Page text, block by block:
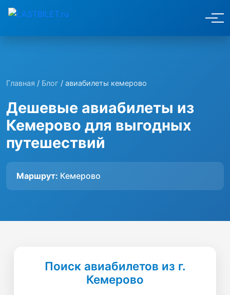
Главная / Блог / авиабилеты кемерово
Дешевые авиабилеты из
Кемерово для выгодных
путешествий
Маршрут: Кемерово
Поиск авиабилетов из г.
Кемерово